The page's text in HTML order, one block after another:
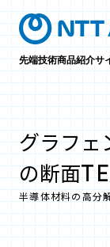
先端技術商品紹介サ
グラフ
の断面
半導体材料の高分